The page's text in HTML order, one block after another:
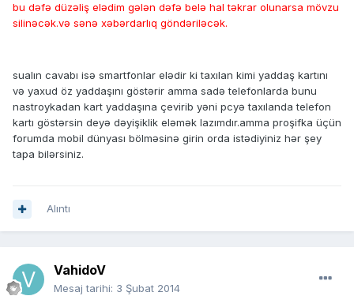
bu dəfə düzəliş elədim gələn dəfə belə hal təkrar olunarsa mövzu
silinəcək.və sənə xəbərdarlıq göndəriləcək.
sualın cavabı isə smartfonlar elədir ki taxılan kimi yaddaş kartını
və yaxud öz yaddaşını göstərir amma sadə telefonlarda bunu
nastroykadan kart yaddaşına çevirib yəni pcyə taxılanda telefon
kartı göstərsin deyə dəyişiklik eləmək lazımdır.amma proşifka üçün
forumda mobil dünyası bölməsinə girin orda istədiyiniz hər şey
tapa bilərsiniz.
Alıntı
VahidoV
Mesaj tarihi: 3 Şubat 2014